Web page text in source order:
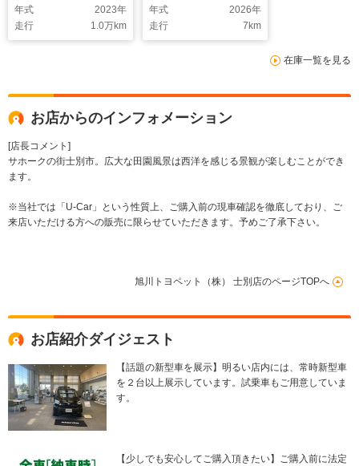
年式
2023年
走行
1.0万km
年式
2026年
走行
7 km
在庫一覧を見る
お店からのインフォメーション
[店長コメント]
サホークの街士別市。広大な田園風景は西洋を感じる景観が楽しむことができ
ます。
※当社では「U-Car」という性質上、ご購入前の現車確認を徹底しており、ご
来店いただける方への販売に限らせていただきます。予めご了承下さい。
旭川トヨペット（株） 士別店のページTOPへ
お店紹介ダイジェスト
【話題の新型車を展示】明るい店内には、常時新型車
を２台以上展示しています。試乗車もご用意していま
す。
【少しでも安心してご購入頂きたい】ご購入前に法定